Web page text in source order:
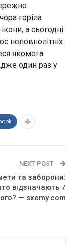
горіла
а сьогодні
неповнолітніх
якомога
один раз у
NEXT POST
та заборони:
відзначають 7
— sxemy.com